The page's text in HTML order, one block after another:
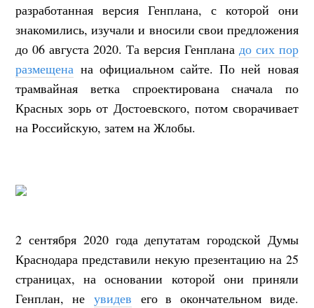
разработанная версия Генплана, с которой они
знакомились, изучали и вносили свои предложения
до 06 августа 2020. Та версия Генплана до сих пор
размещена на официальном сайте. По ней новая
трамвайная ветка спроектирована сначала по
Красных зорь от Достоевского, потом сворачивает
на Российскую, затем на Жлобы.
2 сентября 2020 года депутатам городской Думы
Краснодара представили некую презентацию на 25
страницах, на основании которой они приняли
Генплан, не увидев его в окончательном виде.